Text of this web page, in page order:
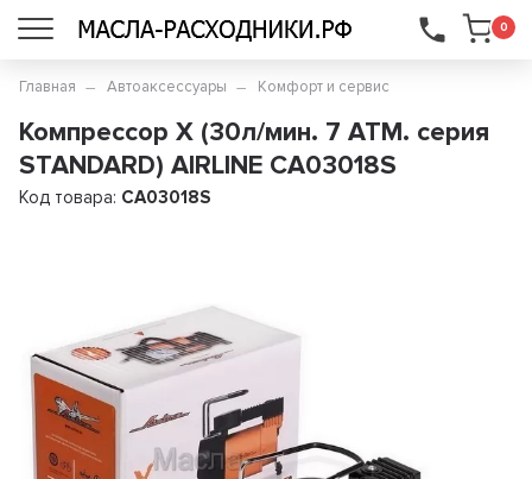
0
...
Главная Автоаксессуары Комфорт и сервис
Компрессор X (30л/мин. 7 АТМ. серия
STANDARD) AIRLINE CA03018S
Код товара: CA03018S